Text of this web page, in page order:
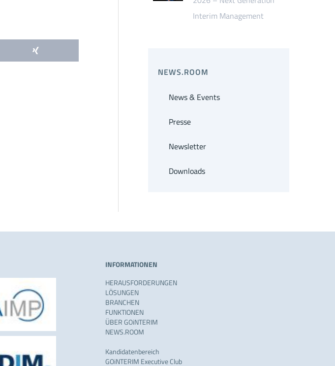
Interim Management
NEWS.ROOM
News & Events
Presse
Newsletter
Downloads
INFORMATIONEN
HERAUSFORDERUNGEN
LÖSUNGEN
BRANCHEN
FUNKTIONEN
ÜBER GOiNTERIM
NEWS.ROOM
Kandidatenbereich
GOiNTERIM Executive Club